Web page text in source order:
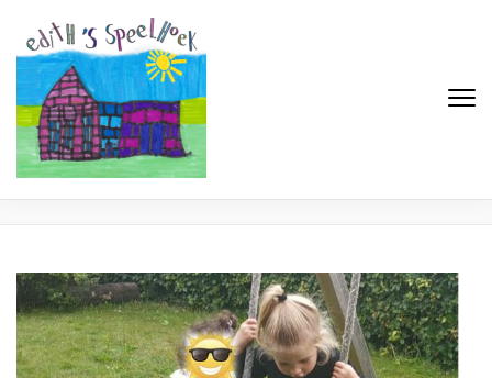
Edith's Speelhoek